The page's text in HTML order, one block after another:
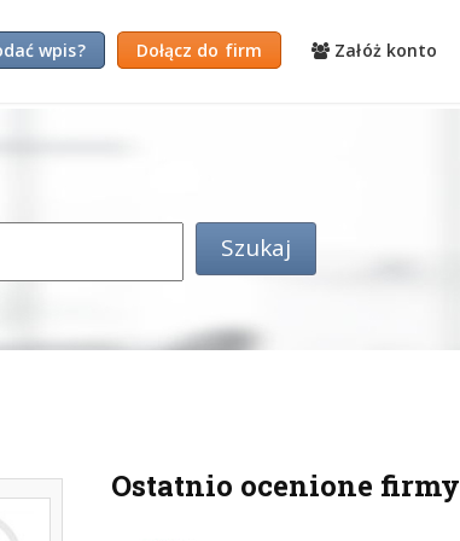
wpis? Dołącz do firm Załóż konto
Ostatnio ocenione firmy